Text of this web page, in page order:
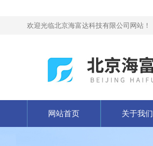
欢迎光临北京海富达科技有限公司网站！
网站首页 关于我们